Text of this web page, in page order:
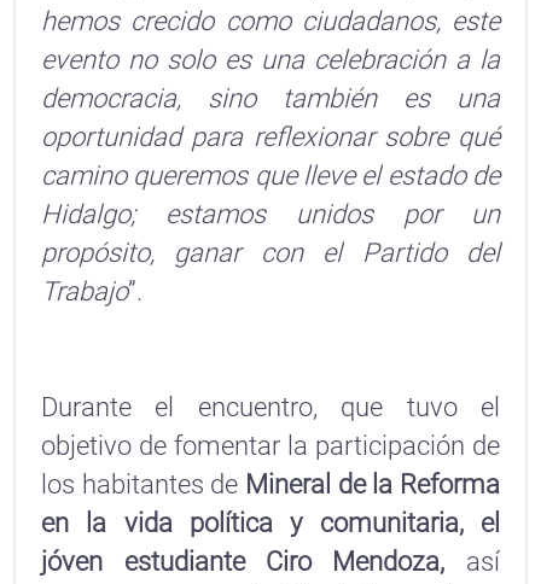
hemos crecido como ciudadanos, este
evento no solo es una celebración a la
democracia, sino también es una
oportunidad para reflexionar sobre qué
camino queremos que lleve el estado de
Hidalgo; estamos unidos por un
propósito, ganar con el Partido del
Trabajo”.
Durante el encuentro, que tuvo el
objetivo de fomentar la participación de
los habitantes de Mineral de la Reforma
en la vida política y comunitaria, el
jóven estudiante Ciro Mendoza, así